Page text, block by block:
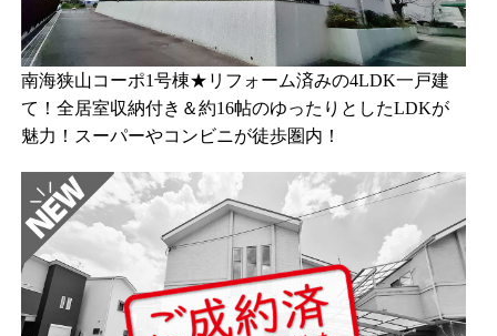
南海狭山コーポ1号棟★リフォーム済みの4LDK一戸建
て！全居室収納付き＆約16帖のゆったりとしたLDKが
魅力！スーパーやコンビニが徒歩圏内！